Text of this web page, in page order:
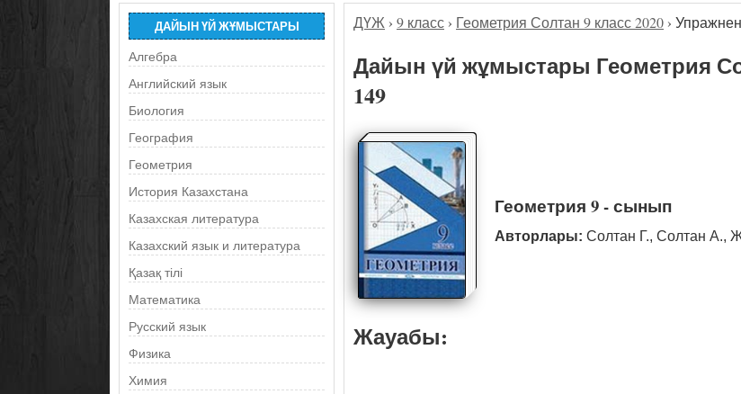
ДАЙЫН ҮЙ ЖҰМЫСТАРЫ
Алгебра
Английский язык
Биология
География
Геометрия
История Казахстана
Казахская литература
Казахский язык и литература
Қазақ тілі
Математика
Русский язык
Физика
Химия
ДҮЖ › 9 класс › Геометрия Солтан 9 класс 2020 ›
Дайын үй жұмыстары Геометрия
149
Геометрия 9 - сынып
Авторлары: Солтан Г., Солтан А.,
Жауабы: